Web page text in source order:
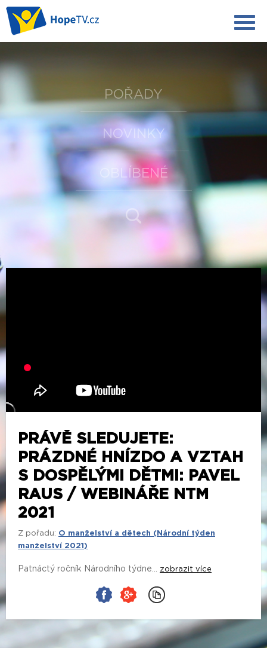
POŘADY
NOVINKY
OBLÍBENÉ
PRÁVĚ SLEDUJETE:
PRÁZDNÉ HNÍZDO A VZTAH
S DOSPĚLÝMI DĚTMI: PAVEL
RAUS / WEBINÁŘE NTM
2021
Z pořadu: O manželství a dětech (Národní týden
manželství 2021)
Patnáctý ročník Národního týdne... zobrazit více